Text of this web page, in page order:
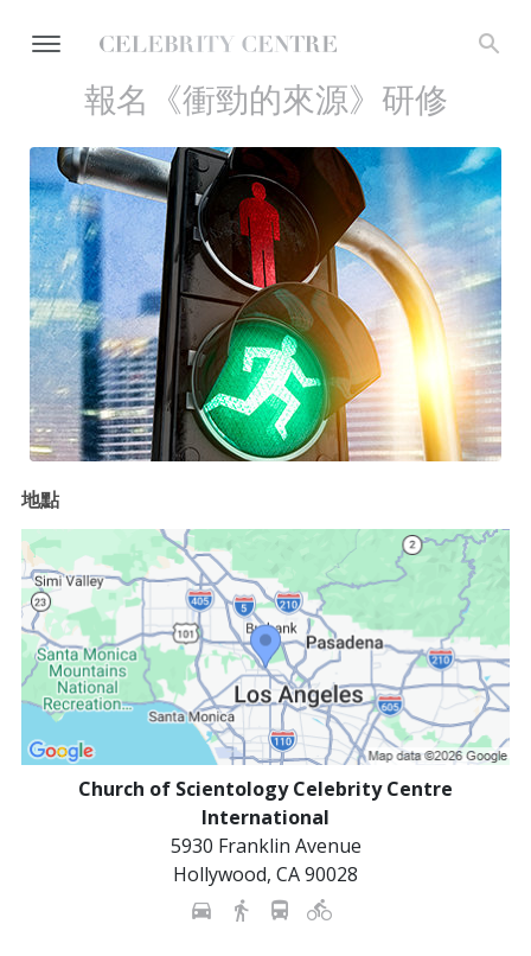
報名《衝勁的來源》研修
地點
Church of Scientology Celebrity Centre
International
5930 Franklin Avenue
Hollywood, CA90028